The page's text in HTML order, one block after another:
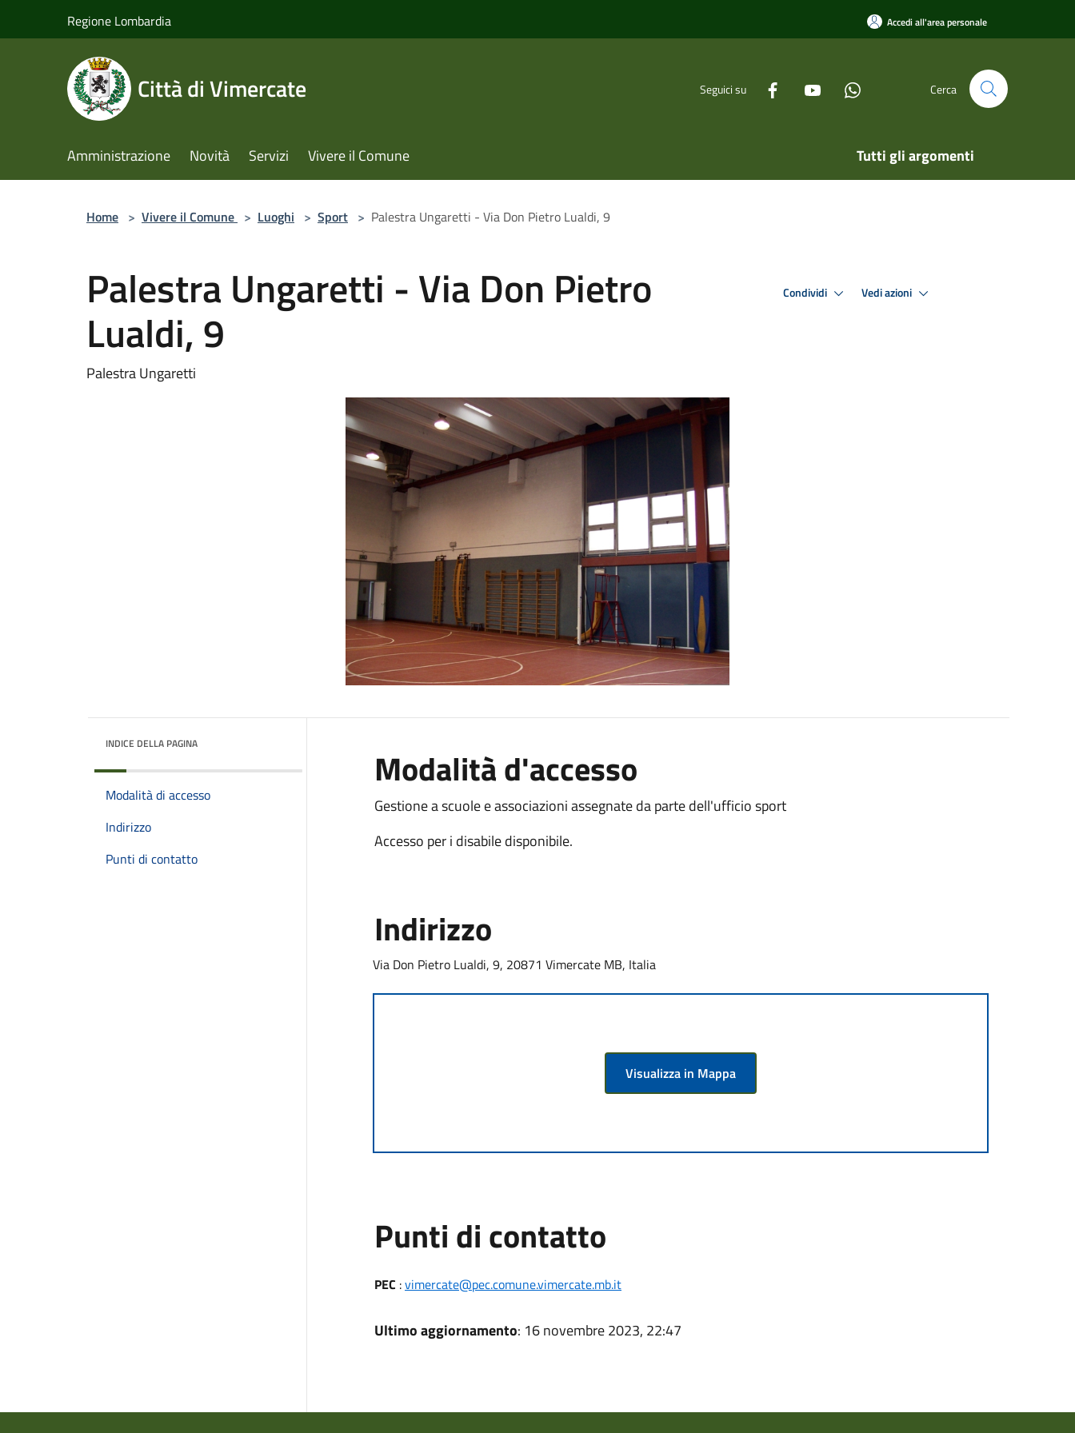
Regione Lombardia Accedi all'area personale
Città di Vimercate Seguici su Cerca
Amministrazione Novità Servizi Vivere il Comune Tutti gli argomenti
Home > Vivere il Comune > Luoghi > Sport > Palestra Ungaretti - Via Don Pietro Lualdi, 9
Palestra Ungaretti - Via Don Pietro
Lualdi, 9
Palestra Ungaretti
Condividi Vedi azioni
INDICE DELLA PAGINA
Modalità di accesso
Indirizzo
Punti di contatto
Modalità d'accesso
Gestione a scuole e associazioni assegnate da parte dell'ufficio sport
Accesso per i disabile disponibile.
Indirizzo
Via Don Pietro Lualdi, 9, 20871 Vimercate MB, Italia
Visualizza in Mappa
Punti di contatto
PEC :vimercate@pec.comune.vimercate.mb.it
Ultimo aggiornamento: 16 novembre 2023, 22:47